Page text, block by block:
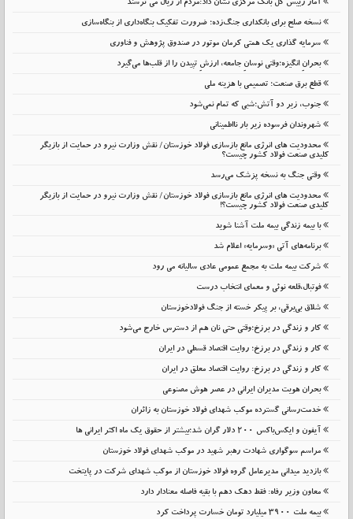
آمار رییس کل بانک مرکزی نشان داد:مردم از ریال می ترسند
نسخه صلح برای بانکداری جنگ‌زده؛ ضرورت تفکیک بنگاه‌داری از بنگاه‌سازی
سرمایه گذاری یک همتی کرمان موتور در صندوق پژوهش و فناوری
بحرانِ انگیزه؛وقتی نوسانِ جامعه، ارزشِ تپیدن را از قلب‌ها می‌گیرد
قطع برق صنعت؛ تصمیمی با هزینه ملی
جنوب، زیر دو آتش؛شبی که تمام نمی‌شود
شهروندان فرسوده زیر بار نااطمینانی
محدودیت های انرژی مانع بازسازی فولاد خوزستان/ نقش وزارت نیرو در حمایت از بازیگر
کلیدی صنعت فولاد کشور چیست؟
وقتی جنگ به نسخه پزشک می‌رسد
محدودیت های انرژی مانع بازسازی فولاد خوزستان/ نقش وزارت نیرو در حمایت از بازیگر
کلیدی صنعت فولاد کشور چیست؟!
با بیمه زندگی بیمه ملت آشنا شوید
برنامه‌های آتی «وسرمایه» اعلام شد
شرکت بیمه ملت به مجمع عمومی عادی سالیانه می رود
فوتبال،قلعه نوئی و معمای انتخاب درست
شلاق‌ بی‌برقی، بر پیکر خسته‌ از جنگ فولادخوزستان
کار و زندگی در برزخ؛وقتی حتی نان هم از دسترس خارج می‌شود
کار و زندگی در برزخ؛ روایت اقتصاد قسطی در ایران
کار و زندگی در برزخ: روایت اقتصاد معلق در ایران
بحران هویت مدیران ایرانی در عصر هوش مصنوعی
خدمت‌رسانی گسترده موکب شهدای فولاد خوزستان به زائران
آیفون و ایکس‌باکس ۲۰۰ دلار گران شد؛بیشتر از حقوق یک ماه اکثر ایرانی ها
مراسم سوگواری شهادت رهبر شهید در موکب شهدای فولاد خوزستان
بازدید میدانی مدیرعامل گروه فولاد خوزستان از موکب شهدای شرکت در پایتخت
معاون وزیر رفاه: فقط دهک دهم با بقیه فاصله معنادار دارد
بیمه ملت 3900 میلیارد تومان خسارت پرداخت کرد